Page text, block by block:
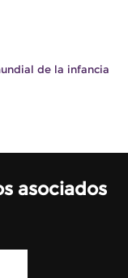
de la infancia
asociados